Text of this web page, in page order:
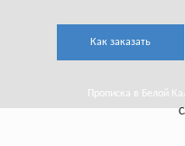
Как заказать
Прописка в Белой